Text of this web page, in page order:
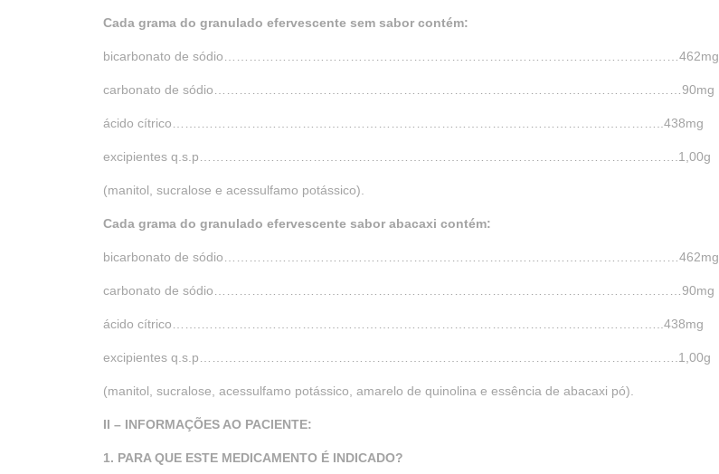
Cada grama do granulado efervescente sem sabor contém:
bicarbonato de sódio………………………………………………………………………………………………462mg
carbonato de sódio…………………………………………………………………………………………………90mg
ácido cítrico…….………………………………………………………………………………………………..438mg
excipientes q.s.p………………………………..………………………………………………………………….1,00g
(manitol, sucralose e acessulfamo potássico).
Cada grama do granulado efervescente sabor abacaxi contém:
bicarbonato de sódio………………………………………………………………………………………………462mg
carbonato de sódio…………………………………………………………………………………………………90mg
ácido cítrico…….………………………………………………………………………………………………..438mg
excipientes q.s.p………………………………………..………………………………………………………….1,00g
(manitol, sucralose, acessulfamo potássico, amarelo de quinolina e essência de abacaxi pó).
II – INFORMAÇÕES AO PACIENTE:
1. PARA QUE ESTE MEDICAMENTO É INDICADO?